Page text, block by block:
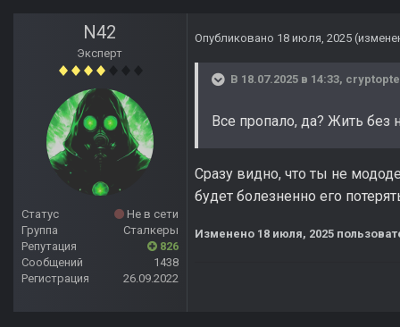
N42
Эксперт
Статус
Не в сети
Группа
Сталкеры
Репутация
826
Сообщений
1438
Регистрация
26.09.2022
Опубликовано 18 июля, 2025
В 18.07.2025 в 14:33,
Все пропало, да? Жить
Сразу видно, что ты не
будет болезненно его
Изменено 18 июля, 2025